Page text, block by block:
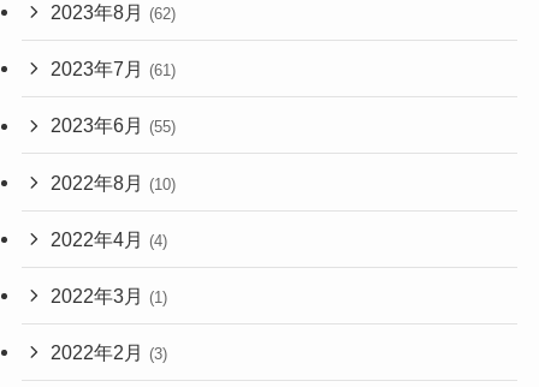
2023年8月 (62)
2023年7月 (61)
2023年6月 (55)
2022年8月 (10)
2022年4月 (4)
2022年3月 (1)
2022年2月 (3)